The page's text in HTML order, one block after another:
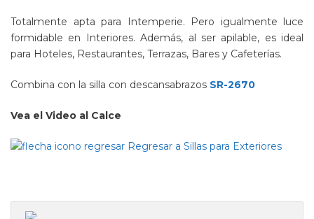
Totalmente apta para Intemperie. Pero igualmente luce
formidable en Interiores. Además, al ser apilable, es ideal
para Hoteles, Restaurantes, Terrazas, Bares y Cafeterías.
Combina con la silla con descansabrazos SR-2670
Vea el Video al Calce
Regresar a Sillas para Exteriores